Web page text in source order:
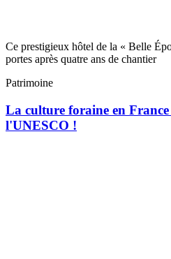
Ce prestigieux hôtel de la « Belle
portes après quatre ans de chantier
Patrimoine
La culture foraine en
l'UNESCO !